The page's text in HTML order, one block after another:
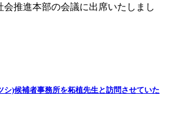
推進本部の会議に出席いたしまし
シ)候補者事務所を柘植先生と訪問させていた